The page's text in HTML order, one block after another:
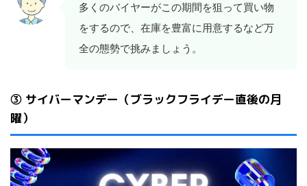
多くのバイヤーがこの期間を狙って買い物
をするので、在庫を豊富に用意するなど万
全の態勢で挑みましょう。
③ サイバーマンデー（ブラックフライデー直後の月
曜）